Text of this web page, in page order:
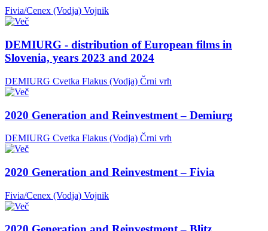
Fivia/Cenex (Vodja) Vojnik
DEMIURG - distribution of European films in
Slovenia, years 2023 and 2024
DEMIURG Cvetka Flakus (Vodja) Črni vrh
2020 Generation and Reinvestment – Demiurg
DEMIURG Cvetka Flakus (Vodja) Črni vrh
2020 Generation and Reinvestment – Fivia
Fivia/Cenex (Vodja) Vojnik